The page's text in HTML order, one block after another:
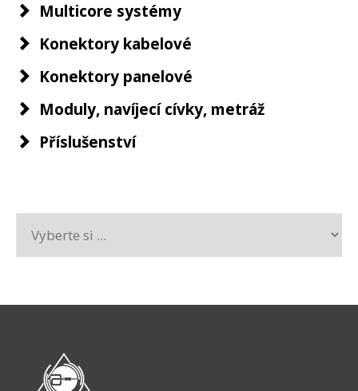
Multicore systémy
Konektory kabelové
Konektory panelové
Moduly, navíjecí cívky, metráž
Příslušenství